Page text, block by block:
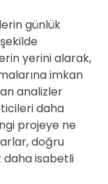
günlük
yerini alarak,
imkan
analizler
daha
projeye ne
doğru
daha isabetli